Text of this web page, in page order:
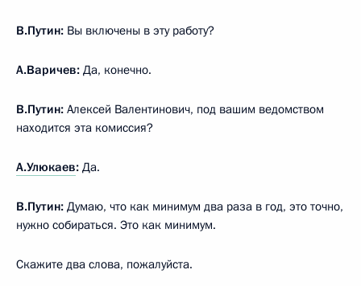
В.Путин: Вы включены в эту работу?
А.Варичев: Да, конечно.
В.Путин: Алексей Валентинович, под вашим ведомством
находится эта комиссия?
А.Улюкаев: Да.
В.Путин: Думаю, что как минимум два раза в год, это точно,
нужно собираться. Это как минимум.
Скажите два слова, пожалуйста.